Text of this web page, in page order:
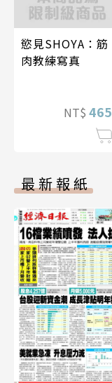
慾見SHOYA：筋
肉教練寫真
NT$ 465
最新報紙